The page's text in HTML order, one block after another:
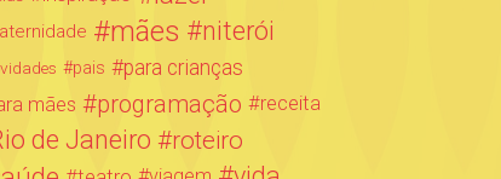
mães niterói
pais
para crianças
mães
programação receita
de Janeiro roteiro